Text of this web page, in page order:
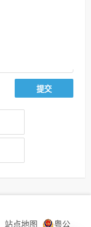
站点地图 粤公